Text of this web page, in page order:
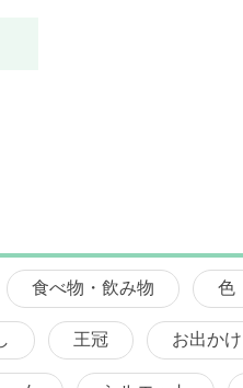
食べ物・飲み物 色
王冠 お出かけ